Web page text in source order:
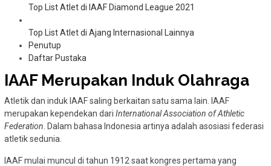
Top List Atlet di IAAF Diamond League 2021
Top List Atlet di Ajang Internasional Lainnya
Penutup
Daftar Pustaka
IAAF Merupakan Induk Olahraga
Atletik dan induk IAAF saling berkaitan satu sama lain. IAAF
merupakan kependekan dari International Association of Athletic
Federation . Dalam bahasa Indonesia artinya adalah asosiasi federasi
atletik sedunia.
IAAF mulai muncul di tahun 1912 saat kongres pertama yang